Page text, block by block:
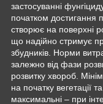
застосуванні
початком достигання
створює на поверхні
що надійно стримує
збудників. Норми
залежно від фази
розвитку хвороб.
на початку вегетації
максимальні – при